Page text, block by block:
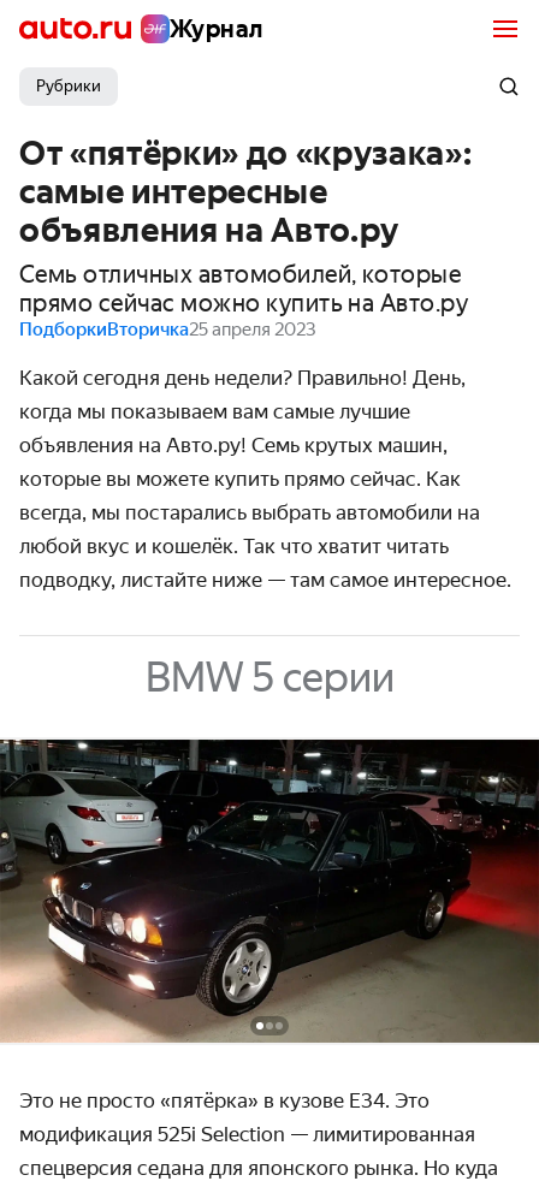
Журнал
Рубрики
От «пятёрки» до «крузака»:
самые интересные
объявления на Авто.ру
Семь отличных автомобилей, которые
прямо сейчас можно купить на Авто.ру
ПодборкиВторичка25 апреля 2023
Какой сегодня день недели? Правильно! День,
когда мы показываем вам самые лучшие
объявления на Авто.ру! Семь крутых машин,
которые вы можете купить прямо сейчас. Как
всегда, мы постарались выбрать автомобили на
любой вкус и кошелёк. Так что хватит читать
подводку, листайте ниже — там самое интересное.
BMW 5 серии
Это не просто «пятёрка» в кузове E34. Это
модификация 525i Selection — лимити­рованная
спецверсия седана для японского рынка. Но куда